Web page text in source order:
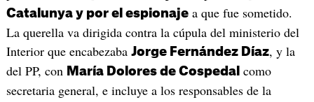
Catalunya y por el espionajea que fue sometido.
La querella va dirigida contra la cúpula del ministerio del
Interior que encabezaba Jorge Fernández Díaz, y la
del PP, con María Dolores de Cospedal como
secretaria general, e incluye a los responsables de la